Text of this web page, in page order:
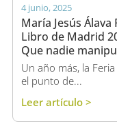
4 junio, 2025
María Jesús
Libro de Madrid
Que nadie
Un año más, la
el punto de...
Leer artículo >